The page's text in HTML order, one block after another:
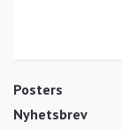
Posters
Nyhetsbrev